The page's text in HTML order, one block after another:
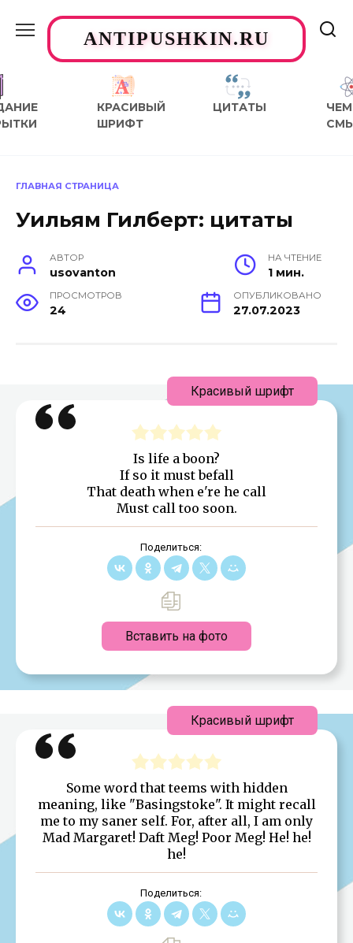
содержаниюANTIPUSHKIN.RU
КРАСИВЫЙ
ШРИФТ
ЦИТАТЫ
ЧЕМ
ГЛАВНАЯ СТРАНИЦА
Уильям Гилберт: цитаты
АВТОР
usovanton
НА ЧТЕНИЕ
1 мин.
ПРОСМОТРОВ
24
ОПУБЛИКОВАНО
27.07.2023
Is life a boon?
If so it must befall
That death when e're he call
Must call too soon.
Поделиться:
Вставить на фото
Красивый шрифт
Some word that teems with hidden
meaning, like "Basingstoke". It might recall
me to my saner self. For, after all, I am only
Mad Margaret! Daft Meg! Poor Meg! He! he!
he!
Поделиться:
Красивый шрифт